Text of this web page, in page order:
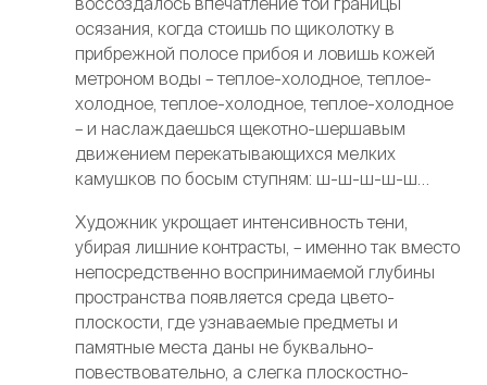
осязания, когда стоишь по щиколотку в
прибрежной полосе прибоя и ловишь кожей
метроном воды – теплое-холодное, теплое-
холодное, теплое-холодное, теплое-холодное
– и наслаждаешься щекотно-шершавым
движением перекатывающихся мелких
камушков по босым ступням: ш-ш-ш-ш-ш…
Художник укрощает интенсивность тени,
убирая лишние контрасты, – именно так вместо
непосредственно воспринимаемой глубины
пространства появляется среда цвето-
плоскости, где узнаваемые предметы и
памятные места даны не буквально-
повествовательно, а слегка плоскостно-